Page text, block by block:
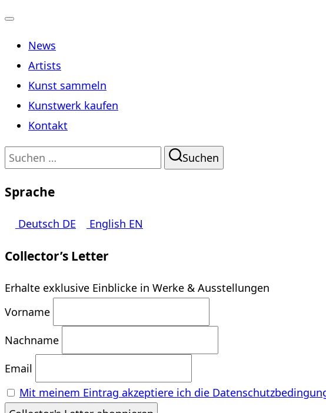
umschalten
News
Artists
Kunst sammeln
Kunstwerk kaufen
Kontakt
Suchen
Suchen
Sprache
Deutsch DE English EN
Collector’s Letter
Erhalte exklusive Einblicke in Werke & Ausstellungen
Vorname
Nachname
Email
Mit meinem Eintrag akzeptiere ich die